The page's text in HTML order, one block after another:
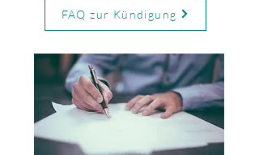
FAQ zur Kündigung